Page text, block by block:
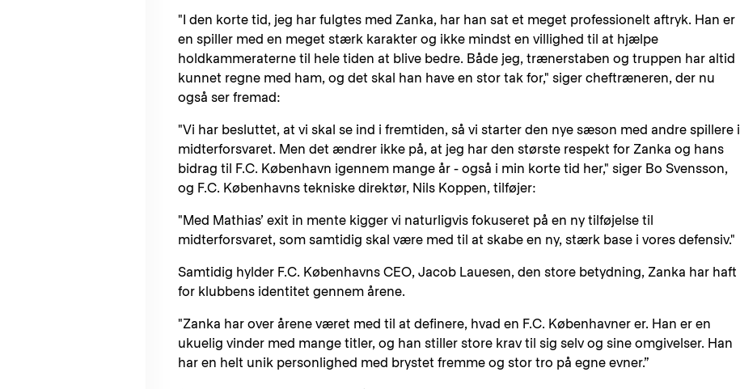
"I den korte tid, jeg har fulgtes med Zanka, har han sat et meget professionelt aftryk. Han er
en spiller med en meget stærk karakter og ikke mindst en villighed til at hjælpe
holdkammeraterne til hele tiden at blive bedre. Både jeg, trænerstaben og truppen har altid
kunnet regne med ham, og det skal han have en stor tak for," siger cheftræneren, der nu
også ser fremad:
"Vi har besluttet, at vi skal se ind i fremtiden, så vi starter den nye sæson med andre spillere i
midterforsvaret. Men det ændrer ikke på, at jeg har den største respekt for Zanka og hans
bidrag til F.C. København igennem mange år - også i min korte tid her," siger Bo Svensson,
og F.C. Københavns tekniske direktør, Nils Koppen, tilføjer:
"Med Mathias’ exit in mente kigger vi naturligvis fokuseret på en ny tilføjelse til
midterforsvaret, som samtidig skal være med til at skabe en ny, stærk base i vores defensiv."
Samtidig hylder F.C. Københavns CEO, Jacob Lauesen, den store betydning, Zanka har haft
for klubbens identitet gennem årene.
"Zanka har over årene været med til at definere, hvad en F.C. Københavner er. Han er en
ukuelig vinder med mange titler, og han stiller store krav til sig selv og sine omgivelser. Han
har en helt unik personlighed med brystet fremme og stor tro på egne evner.”